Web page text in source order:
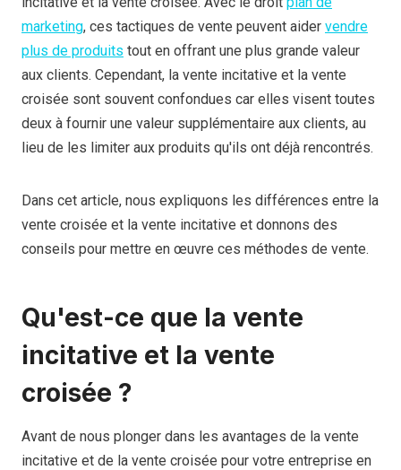
marketing, ces tactiques de vente peuvent aider vendre
plus de produits tout en offrant une plus grande valeur
aux clients. Cependant, la vente incitative et la vente
croisée sont souvent confondues car elles visent toutes
deux à fournir une valeur supplémentaire aux clients, au
lieu de les limiter aux produits qu'ils ont déjà rencontrés.
Dans cet article, nous expliquons les différences entre la
vente croisée et la vente incitative et donnons des
conseils pour mettre en œuvre ces méthodes de vente.
Qu'est-ce que la vente
incitative et la vente
croisée ?
Avant de nous plonger dans les avantages de la vente
incitative et de la vente croisée pour votre entreprise en